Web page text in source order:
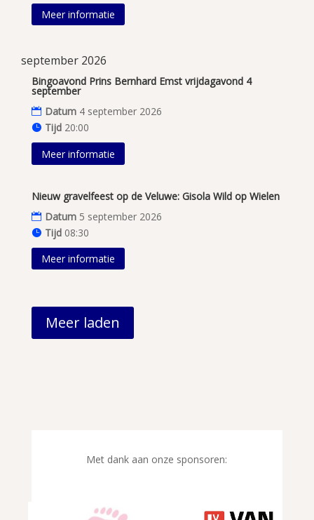
Meer informatie
september 2026
Bingoavond Prins Bernhard Emst vrijdagavond 4
september
Datum 4 september 2026
Tijd 20:00
Meer informatie
Nieuw gravelfeest op de Veluwe: Gisola Wild op Wielen
Datum 5 september 2026
Tijd 08:30
Meer informatie
Meer laden
Met dank aan onze sponsoren: